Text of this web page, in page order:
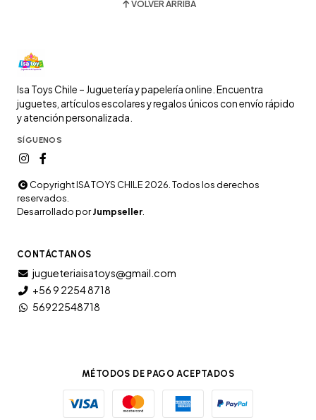
VOLVER ARRIBA
Isa Toys Chile – Juguetería y papelería online. Encuentra
juguetes, artículos escolares y regalos únicos con envío rápido
y atención personalizada.
SÍGUENOS
Copyright ISA TOYS CHILE 2026. Todos los derechos
reservados.
Desarrollado porJumpseller
CONTÁCTANOS
jugueteriaisatoys@gmail.com
+56 9 2254 8718
56922548718
MÉTODOS DE PAGO ACEPTADOS